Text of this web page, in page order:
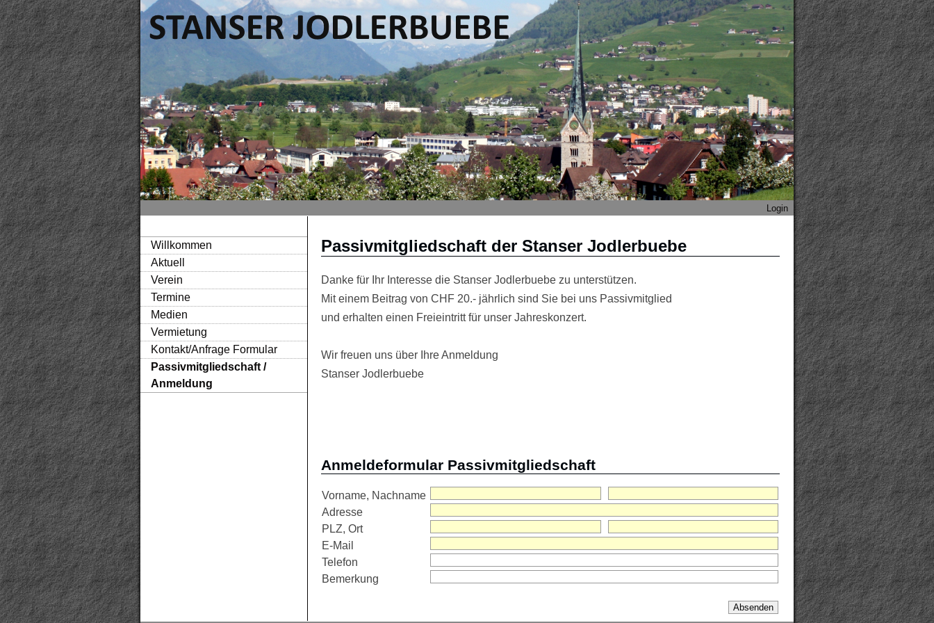
Login
Willkommen
Aktuell
Verein
Termine
Medien
Vermietung
Kontakt/Anfrage Formular
Passivmitgliedschaft /
Anmeldung
Passivmitgliedschaft der Stanser Jodlerbuebe
Danke für Ihr Interesse die Stanser Jodlerbuebe zu unterstützen.
Mit einem Beitrag von CHF 20.- jährlich sind Sie bei uns Passivmitglied
und erhalten einen Freieintritt für unser Jahreskonzert.
Wir freuen uns über Ihre Anmeldung
Stanser Jodlerbuebe
Anmeldeformular Passivmitgliedschaft
Vorname, Nachname
Adresse
PLZ, Ort
E-Mail
Telefon
Bemerkung